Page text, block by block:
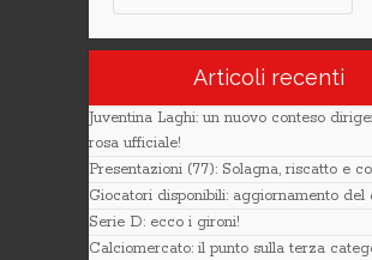
Articoli recenti
Juventina Laghi: un nuovo conteso
rosa ufficiale!
Presentazioni (77): Solagna, riscatto e
Giocatori disponibili: aggiornamento del
Serie D: ecco i gironi!
Calciomercato: il punto sulla terza